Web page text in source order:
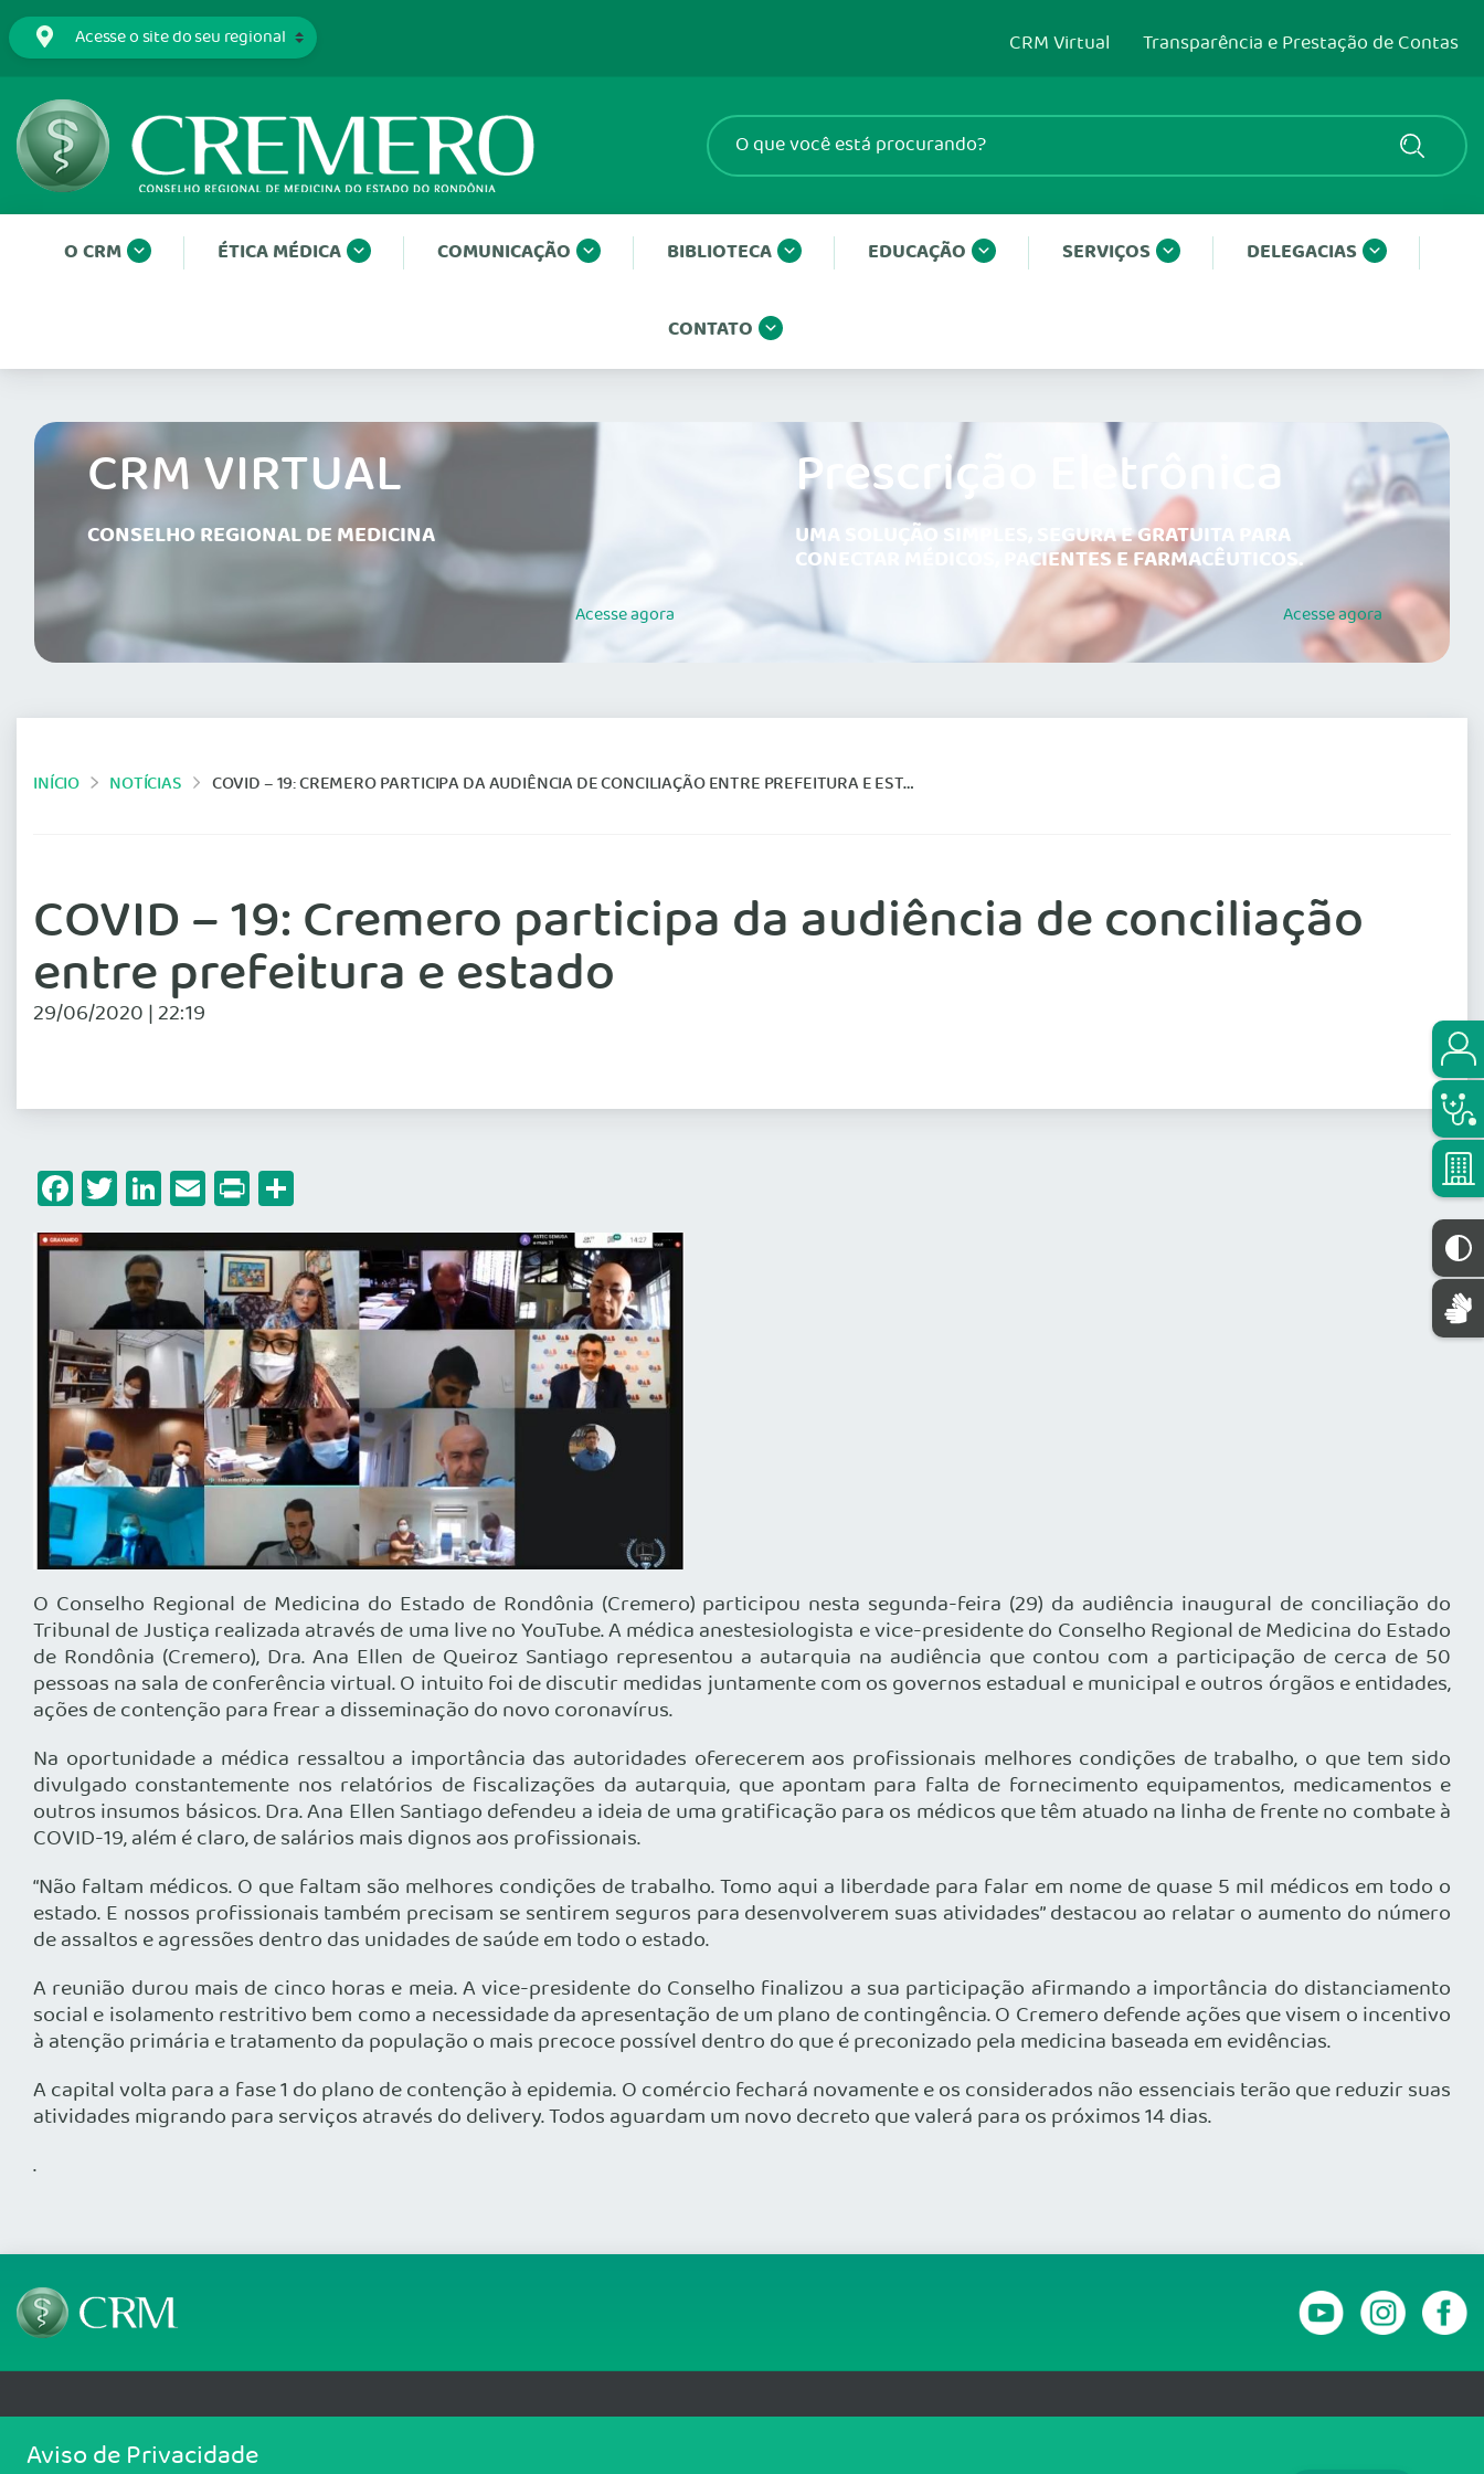
CRM Virtual Transparência e Prestação de Contas
O CRM ÉTICA MÉDICA COMUNICAÇÃO BIBLIOTECA EDUCAÇÃO SERVIÇOS DELEGACIAS
CONTATO
CRM VIRTUAL
CONSELHO REGIONAL DE MEDICINA
Acesseagora
Prescrição Eletrônica
UMA SOLUÇÃO SIMPLES, SEGURA E GRATUITA PARA
CONECTAR MÉDICOS, PACIENTES E FARMACÊUTICOS.
Acesseagora
INÍCIO NOTÍCIAS COVID – 19: CREMERO PARTICIPA DA AUDIÊNCIA DE CONCILIAÇÃO ENTRE PREFEITURA E ESTADO
COVID – 19: Cremero participa da audiência de conciliação
entre prefeitura e estado
29/06/2020 | 22:19
Facebook
Twitter
LinkedIn
Email
Print
O Conselho Regional de Medicina do Estado de Rondônia (Cremero) participou nesta segunda-feira (29) da audiência inaugural de conciliação do
Tribunal de Justiça realizada através de uma live no YouTube. A médica anestesiologista e vice-presidente do Conselho Regional de Medicina do Estado
de Rondônia (Cremero), Dra. Ana Ellen de Queiroz Santiago representou a autarquia na audiência que contou com a participação de cerca de 50
pessoas na sala de conferência virtual. O intuito foi de discutir medidas juntamente com os governos estadual e municipal e outros órgãos e entidades,
ações de contenção para frear a disseminação do novo coronavírus.
Na oportunidade a médica ressaltou a importância das autoridades oferecerem aos profissionais melhores condições de trabalho, o que tem sido
divulgado constantemente nos relatórios de fiscalizações da autarquia, que apontam para falta de fornecimento equipamentos, medicamentos e
outros insumos básicos. Dra. Ana Ellen Santiago defendeu a ideia de uma gratificação para os médicos que têm atuado na linha de frente no combate à
COVID-19, além é claro, de salários mais dignos aos profissionais.
“Não faltam médicos. O que faltam são melhores condições de trabalho. Tomo aqui a liberdade para falar em nome de quase 5 mil médicos em todo o
estado. E nossos profissionais também precisam se sentirem seguros para desenvolverem suas atividades” destacou ao relatar o aumento do número
de assaltos e agressões dentro das unidades de saúde em todo o estado.
A reunião durou mais de cinco horas e meia. A vice-presidente do Conselho finalizou a sua participação afirmando a importância do distanciamento
social e isolamento restritivo bem como a necessidade da apresentação de um plano de contingência. O Cremero defende ações que visem o incentivo
à atenção primária e tratamento da população o mais precoce possível dentro do que é preconizado pela medicina baseada em evidências.
A capital volta para a fase 1 do plano de contenção à epidemia. O comércio fechará novamente e os considerados não essenciais terão que reduzir suas
atividades migrando para serviços através do delivery. Todos aguardam um novo decreto que valerá para os próximos 14 dias.
.
Avenida dos Imigrantes, 3414, Liberdade, Porto Velho/RO - CEP: 76803-850
Aviso de Privacidade